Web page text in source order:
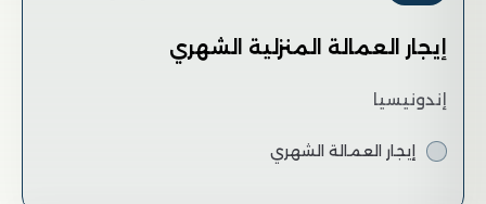
إيجار العمالة المنزلية الشهري
إندونيسيا
إيجار العمالة الشهري